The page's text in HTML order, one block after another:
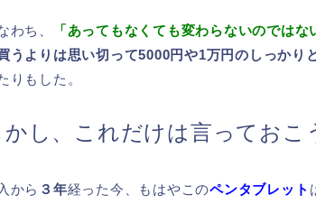
わち、 「あってもなくても変わらないのではな
うよりは思い切って5000円や1万円のしっかり
りもした。
かし、これだけは言っておこ
から ３年経った今、もはやこのペンタブレット